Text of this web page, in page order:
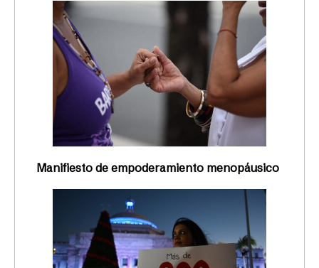
Manifiesto de empoderamiento menopáusico